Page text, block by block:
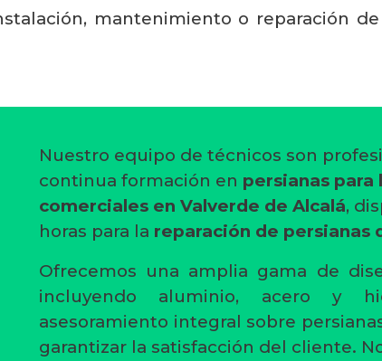
mantenimiento o reparación
Nuestro equipo de técnicos son
continua formación en persianas para
comerciales en Valverde de Alcalá,
horas para la reparación de persianas
Ofrecemos una amplia gama de
incluyendo aluminio, acero y
asesoramiento integral sobre
garantizar la satisfacción del cliente.